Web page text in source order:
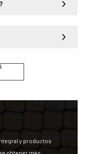
y productos
obtener más